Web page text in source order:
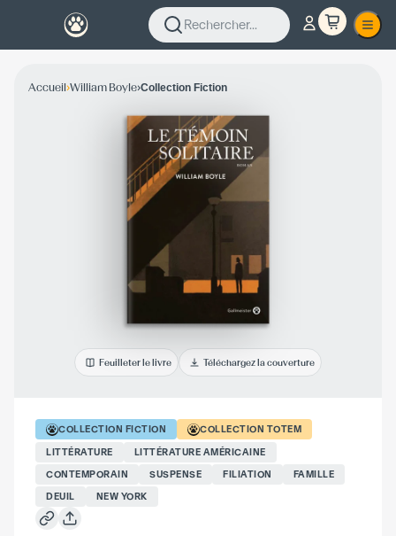
Rechercher...
Accueil›William Boyle›Collection Fiction
Feuilleter le livre Téléchargez la couverture
COLLECTION FICTION COLLECTION TOTEM
LITTÉRATURE
LITTÉRATURE AMÉRICAINE
CONTEMPORAIN
SUSPENSE FILIATION
FAMILLE
DEUIL
NEW YORK